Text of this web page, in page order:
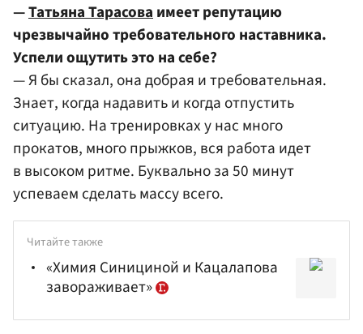
—Татьяна Тарасоваимеет репутацию
чрезвычайно требовательного наставника.
Успели ощутить это на себе?
— Я бы сказал, она добрая и требовательная.
Знает, когда надавить и когда отпустить
ситуацию. На тренировках у нас много
прокатов, много прыжков, вся работа идет
в высоком ритме. Буквально за 50 минут
успеваем сделать массу всего.
Читайте также
«Химия Синициной и Кацалапова
завораживает»